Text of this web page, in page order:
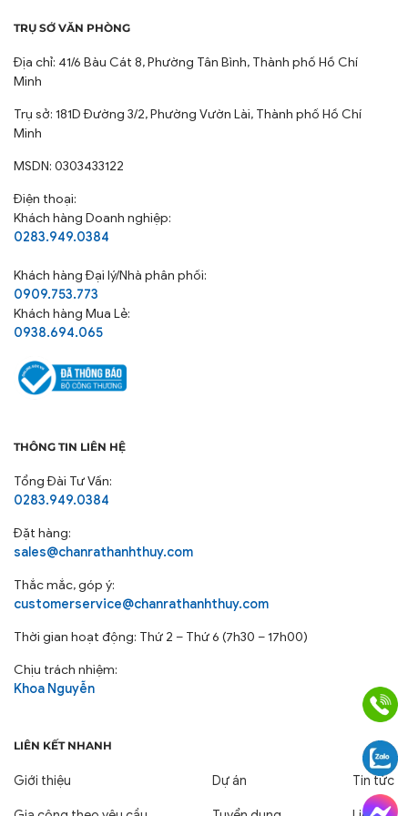
cạnh tranh.
biệt là các loại vải bề mặt cứng, có dây kéo dạng lớn
hoặc có thành phần polyester, có thể làm hỏng bề
mặt vải và làm sản phẩm bị xù lông.
chứa thành phần thuốc tẩy.
Không sấy sản phẩm ở mức nhiệt độ quá cao hoặc
Bảo quản sản phẩm ở nơi khô ráo, thoáng mát, tránh
ánh sáng trực tiếp của mặt trời.
💤 LƯU Ý:
Hình ảnh thật do THANHTHUY chụp, sẽ có sự chênh
lệch 3%-5% về màu sắc, ánh sáng cũng như các yêu
Hình ảnh mô tả vỏ chăn/vỏ gối đã được lồng ruột,
chăn/ruột gối ở mục “Mua kèm deal sốc” để được
#bochanga #bogagoi #gagiuong #gagoi #ruotgoi
#goidau #chan #ga #goi #cotton #tici #poly #vogoi
#baogoi #loigoi #ruot #bochun #drap #ranem #ga
#men #pastel #changagoidem #microfiber #chevery
#thamhut #thoangmat #cotton #tici #lua #thai
#polyester #philua #satin
TRỤ SỞ VĂN PHÒNG
Địa chỉ: 41/6 Bàu Cát 8, Phường Tân Bình, Thành phố Hồ Chí
Minh
Trụ sở: 181D Đường 3/2, Phường Vườn Lài, Thành phố Hồ Chí
Minh
MSDN: 0303433122
Điện thoại:
Khách hàng Doanh nghiệp:
0283.949.0384
Khách hàngĐại lý/Nhà phân phối:
0909.753.773
Khách hàng Mua Lẻ:
0938.694.065
THÔNG TIN LIÊN HỆ
Tổng Đài Tư Vấn:
0283.949.0384
Đặt hàng:
sales@chanrathanhthuy.com
Thắc mắc, góp ý:
customerservice@chanrathanhthuy.com
Thời gian hoạt động: Thứ 2 – Thứ 6 (7h30 – 17h00)
Chịu trách nhiệm:
Khoa Nguyễn
LIÊN KẾT NHANH
Giới thiệu Dự án Tin tức